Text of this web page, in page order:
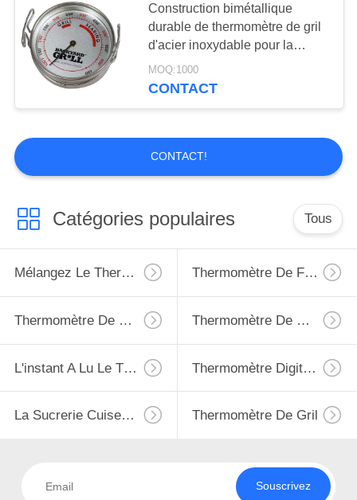
Construction bimétallique
durable de thermomètre de gril
d'acier inoxydable pour la
cuisson de viande
MOQ:1000
CONTACT
CONTACT!
Catégories populaires Tous
Mélangez Le Thermomètre Thermomètre De Four
Thermomètre De Viande Thermomètre De Congélateur De Réfrigérateur
L'instant A Lu Le Thermomètre Numérique Thermomètre Digital Étanche
La Sucrerie Cuisent Le Thermomètre À La Friteuse Thermomètre De Gril
Souscrivez